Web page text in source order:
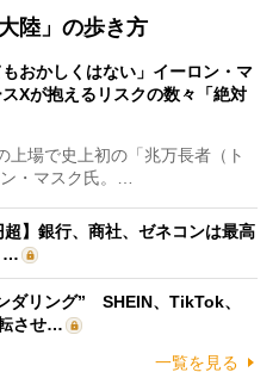
陸」の歩き方
もおかしくはない」イーロン・マ
Xが抱えるリスクの数々「絶対
場で史上初の「兆万長者（ト
・マスク氏。…
超】銀行、商社、ゼネコンは最高
…
ダリング” SHEIN、TikTok、
させ…
一覧を見る